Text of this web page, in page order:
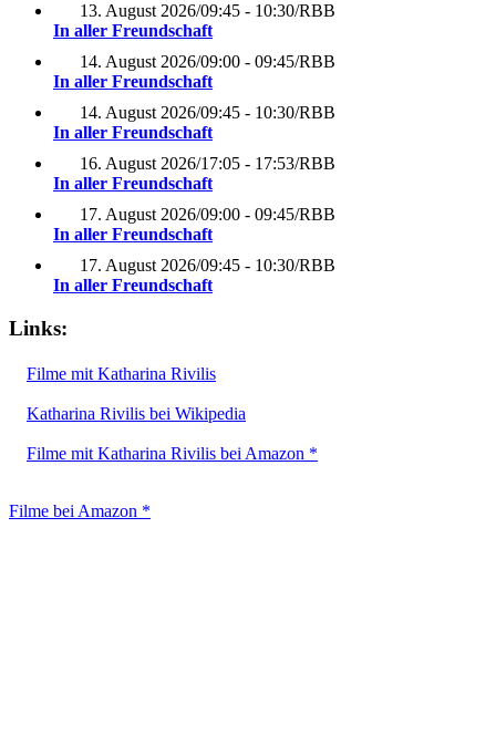
13. August 2026/09:45 - 10:30/RBB
In aller Freundschaft
14. August 2026/09:00 - 09:45/RBB
In aller Freundschaft
14. August 2026/09:45 - 10:30/RBB
In aller Freundschaft
16. August 2026/17:05 - 17:53/RBB
In aller Freundschaft
17. August 2026/09:00 - 09:45/RBB
In aller Freundschaft
17. August 2026/09:45 - 10:30/RBB
In aller Freundschaft
Links:
Filme mit Katharina Rivilis
Katharina Rivilis bei Wikipedia
Filme mit Katharina Rivilis bei Amazon *
Filme bei Amazon *